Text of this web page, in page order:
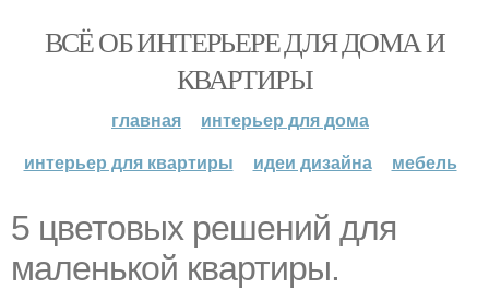
ВСЁ ОБ ИНТЕРЬЕРЕ ДЛЯ ДОМА И
КВАРТИРЫ
главная
интерьер для дома
интерьер для квартиры
идеи дизайна мебель
5 цветовых решений для
маленькой квартиры.